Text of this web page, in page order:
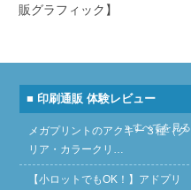
販グラフィック】
■ 印刷通販 体験レビュー
» すべてを見る
メガプリントのアクキー３種（ク
リア・カラークリ…
【小ロットでもOK！】アドプリ